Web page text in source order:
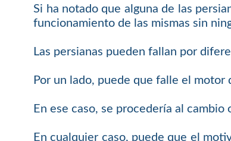
Si ha notado que alguna de las
funcionamiento de las mismas sin
Las persianas pueden fallan por
Por un lado, puede que falle el motor
En ese caso, se procedería al
En cualquier caso, puede que el